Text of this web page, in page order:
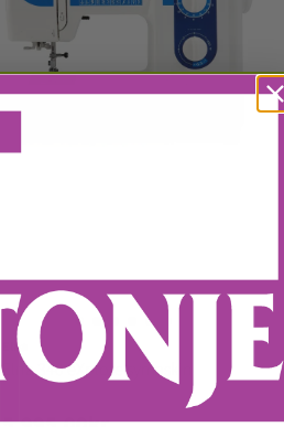
Elna
Elna 340 eXplore symaskin